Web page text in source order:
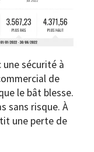
sécurité à
de
le bât blesse.
sans risque. À
une perte de